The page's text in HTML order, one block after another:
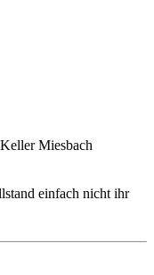
Miesbach
einfach nicht ihr